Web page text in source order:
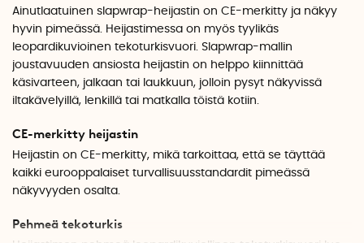
Ainutlaatuinen slapwrap-heijastin on CE-merkitty ja näkyy
hyvin pimeässä. Heijastimessa on myös tyylikäs
leopardikuvioinen tekoturkisvuori. Slapwrap-mallin
joustavuuden ansiosta heijastin on helppo kiinnittää
käsivarteen, jalkaan tai laukkuun, jolloin pysyt näkyvissä
iltakävelyillä, lenkillä tai matkalla töistä kotiin.
CE-merkitty heijastin
Heijastin on CE-merkitty, mikä tarkoittaa, että se täyttää
kaikki eurooppalaiset turvallisuusstandardit pimeässä
näkyvyyden osalta.
Pehmeä tekoturkis